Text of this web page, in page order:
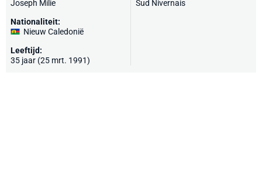
Joseph Milie
Nationaliteit:
Nieuw Caledonië
Leeftijd:
35 jaar (25 mrt. 1991)
Sud Nivernais